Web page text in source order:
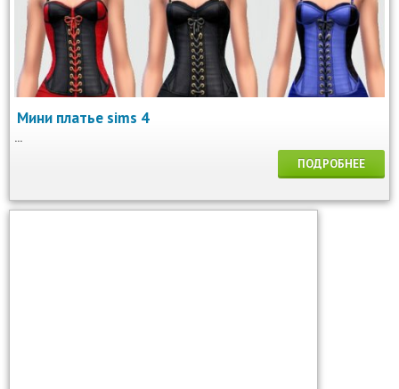
Мини платье sims 4
...
ПОДРОБНЕЕ